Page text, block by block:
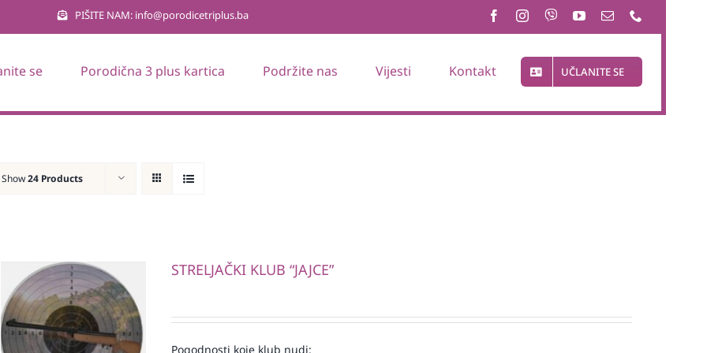
PIŠITE NAM: info@porodicetriplus.ba
se Porodična 3 plus kartica Podržite nas Vijesti Kontakt UČLANITE SE
Show24 Products
STRELJAČKI KLUB “JAJCE”
Pogodnosti koje klub nudi: